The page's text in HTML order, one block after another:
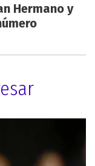
Hermano y